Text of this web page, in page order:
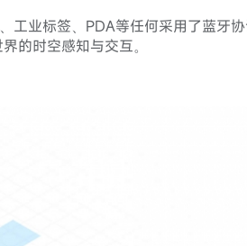
工业标签、PDA等任何采用了蓝牙
的时空感知与交互。